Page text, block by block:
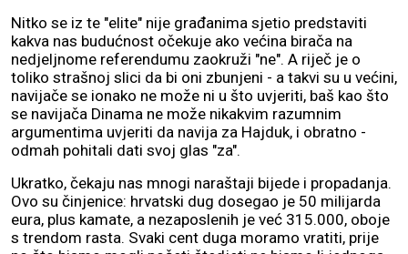
Nitko se iz te "elite" nije građanima sjetio predstaviti
kakva nas budućnost očekuje ako većina birača na
nedjeljnome referendumu zaokruži "ne". A riječ je o
toliko strašnoj slici da bi oni zbunjeni - a takvi su u većini,
navijače se ionako ne može ni u što uvjeriti, baš kao što
se navijača Dinama ne može nikakvim razumnim
argumentima uvjeriti da navija za Hajduk, i obratno -
odmah pohitali dati svoj glas "za".
Ukratko, čekaju nas mnogi naraštaji bijede i propadanja.
Ovo su činjenice: hrvatski dug dosegao je 50 milijarda
eura, plus kamate, a nezaposlenih je već 315.000, oboje
s trendom rasta. Svaki cent duga moramo vratiti, prije